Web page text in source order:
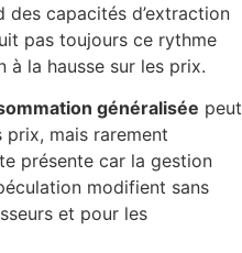
des capacités d’extraction
pas toujours ce rythme
à la hausse sur les prix.
généralisée peut
prix, mais rarement
présente car la gestion
modifient sans
et pour les